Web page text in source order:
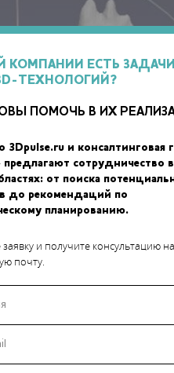
КОМПАНИИ ЕСТЬ
ТЕХНОЛОГИЙ?
ПОМОЧЬ В ИХ
3Dpulse.ru и консалтинговая
предлагают сотрудничество
от поиска
до рекомендаций по
планированию.
и получите консультацию на
почту.
котором 3D-сканирование